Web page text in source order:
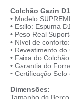
Colchão Gazin
• Modelo
• Estilo: Espuma
• Peso Real
• Nível de
• Revestimento do
• Faixa do
• Garantia do
• Certificação Selo
Dimensões:
Tamanho do